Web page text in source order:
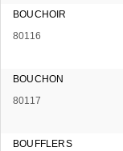
BOUCHOIR
80116
BOUCHON
80117
BOUFFLERS